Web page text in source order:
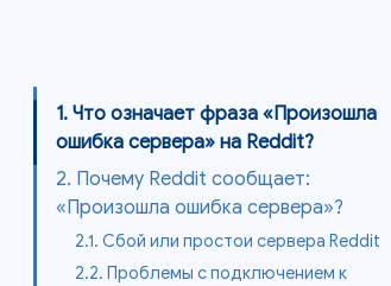
1. Что означает фраза «Произошла
ошибка сервера» на Reddit?
2. Почему Reddit сообщает:
«Произошла ошибка сервера»?
2.1. Сбой или простои сервера Reddit
2.2. Проблемы с подключением к